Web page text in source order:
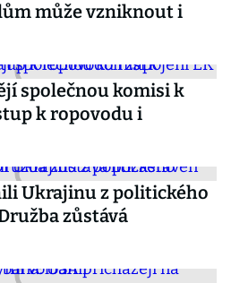
může vzniknout i
společnou komisi k
k ropovodu i
Ukrajinu z politického
zůstává